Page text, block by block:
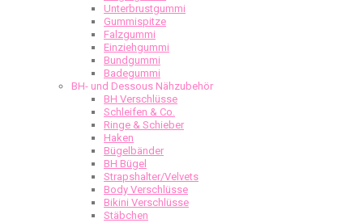
Unterbrustgummi
Gummispitze
Falzgummi
Einziehgummi
Bundgummi
Badegummi
BH- und Dessous Nähzubehör
BH Verschlüsse
Schleifen & Co.
Ringe & Schieber
Haken
Bügelbänder
BH Bügel
Strapshalter/Velvets
Body Verschlüsse
Bikini Verschlüsse
Stäbchen